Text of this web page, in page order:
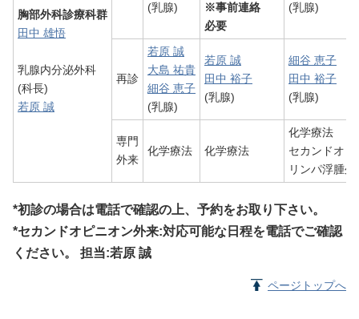
胸部外科診療科群
田中 雄悟
乳腺内分泌外科
(科長)
若原 誠
(乳腺)
※事前連絡
必要
(乳腺)
再診
若原 誠
大島 祐貴
細谷 恵子
(乳腺)
若原 誠
田中 裕子
(乳腺)
細谷 恵子
田中 裕子
(乳腺)
専門
外来
化学療法 化学療法
化学療法
セカンドオピ
リンパ浮腫外
*初診の場合は電話で確認の上、予約をお取り下さい。
*セカンドオピニオン外来:対応可能な日程を電話でご確認
ください。 担当:若原 誠
ページトップへ